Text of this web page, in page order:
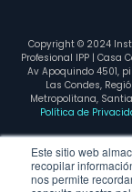
Este sitio web
recopilar
nos permite
Copyright © 2024
Profesional IPP | Casa
Av Apoquindo 4501,
Las Condes,
Metropolitana,
Política de